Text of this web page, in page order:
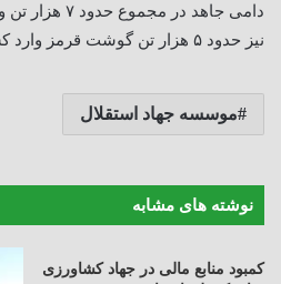
دامی جاهد در
نیز حدود ۵ هزار تن گوشت قرمز وارد کشور کرده‌اند.
موسسه جهاد استقلال
نوشته های مشابه
کمبود منابع مالی در جهاد کشاورزی